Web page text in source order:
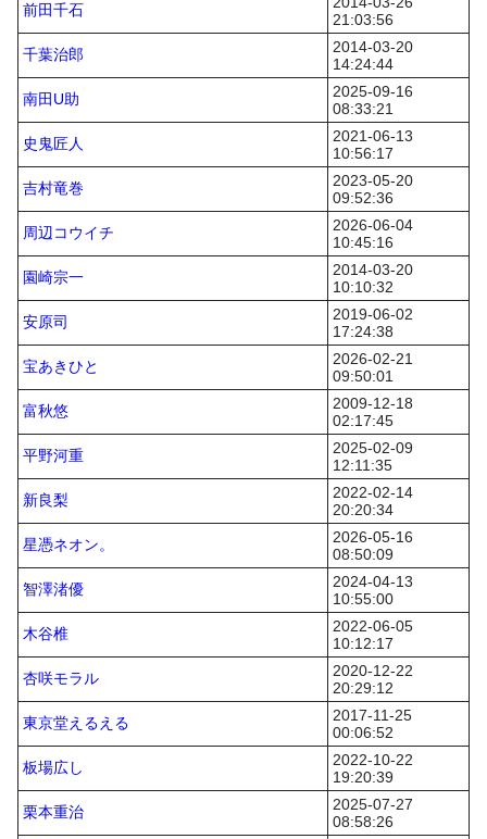
前田千石
21:03:56
千葉治郎
2014-03-20
14:24:44
南田U助
2025-09-16
08:33:21
史鬼匠人
2021-06-13
10:56:17
吉村竜巻
2023-05-20
09:52:36
周辺コウイチ
2026-06-04
10:45:16
園崎宗一
2014-03-20
10:10:32
安原司
2019-06-02
17:24:38
宝あきひと
2026-02-21
09:50:01
富秋悠
2009-12-18
02:17:45
平野河重
2025-02-09
12:11:35
新良梨
2022-02-14
20:20:34
星憑ネオン。
2026-05-16
08:50:09
智澤渚優
2024-04-13
10:55:00
木谷椎
2022-06-05
10:12:17
杏咲モラル
2020-12-22
20:29:12
東京堂えるえる
2017-11-25
00:06:52
板場広し
2022-10-22
19:20:39
栗本重治
2025-07-27
08:58:26